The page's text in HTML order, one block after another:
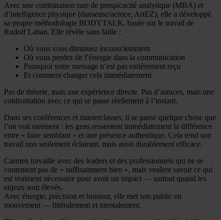
Avec une combinaison rare de perspicacité analytique (MBA) et
d’intelligence physique (danseuse/actrice, ArtEZ), elle a développé
sa propre méthodologie BODYTALK, basée sur le travail de
Rudolf Laban. Elle révèle sans faille :
Où vous vous diminuez inconsciemment
Où vous perdez de l’énergie dans la communication
Pourquoi votre message n’est pas entièrement reçu
Et comment changer cela immédiatement
Pas de théorie, mais une expérience directe. Pas d’astuces, mais une
confrontation avec ce qui se passe réellement à l’instant.
Dans ses conférences et masterclasses, il se passe quelque chose que
l’on voit rarement : les gens ressentent immédiatement la différence
entre « faire semblant » et une présence authentique. Cela rend son
travail non seulement éclairant, mais aussi durablement efficace.
Carmen travaille avec des leaders et des professionnels qui ne se
contentent pas de « suffisamment bien », mais veulent savoir ce qui
est vraiment nécessaire pour avoir un impact — surtout quand les
enjeux sont élevés.
Avec énergie, précision et humour, elle met son public en
mouvement — littéralement et mentalement.